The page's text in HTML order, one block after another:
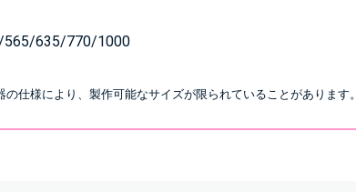
635/770/1000
の仕様により、製作可能なサイズが限られていることがあります。